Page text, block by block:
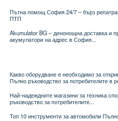
Пътна помощ София 24/7 – бърз
ПТП
Akumulator BG – денонощна доставка и
акумулатори на адрес в София...
Какво оборудване е необходимо за
Пълно ръководство за потребителите в
Най-надеждните магазини за техника
ръководство за потребителите...
Топ 10 инструменти за автомобили